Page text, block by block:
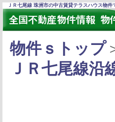
ＪＲ七尾線 珠洲市の中古賃貸テラスハウス物件
物件ｓトップ
ＪＲ七尾線沿